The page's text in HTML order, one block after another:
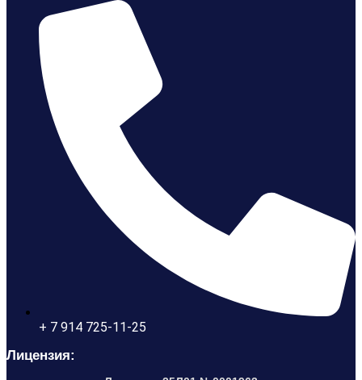
+ 7 914 725-11-25
Лицензия: